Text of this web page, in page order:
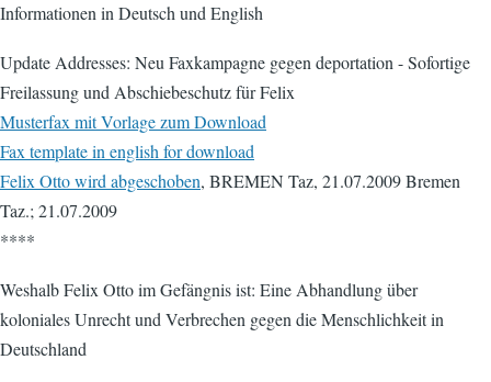
Informationen in Deutsch und English
Update Addresses: Neu Faxkampagne gegen deportation - Sofortige
Freilassung und Abschiebeschutz für Felix
Musterfax mit Vorlage zum Download
Fax template in english for download
Felix Otto wird abgeschoben, BREMEN Taz, 21.07.2009 Bremen
Taz.; 21.07.2009
****
Weshalb Felix Otto im Gefängnis ist: Eine Abhandlung über
koloniales Unrecht und Verbrechen gegen die Menschlichkeit in
Deutschland